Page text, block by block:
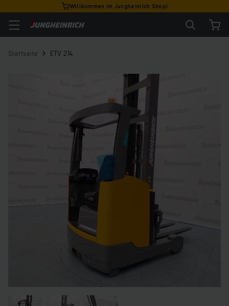
Willkommen im Jungheinrich Shop!
Startseite ETV 214